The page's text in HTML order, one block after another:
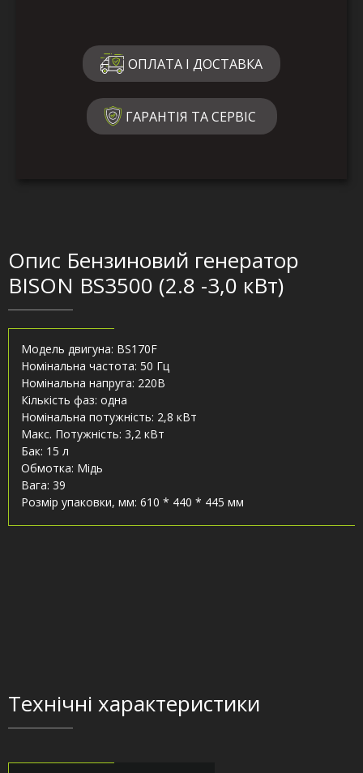
ОПЛАТА І ДОСТАВКА
ГАРАНТІЯ ТА СЕРВІС
Опис Бензиновий генератор
BISON BS3500 (2.8 -3,0 кВт)
Модель двигуна: BS170F
Номінальна частота: 50 Гц
Номінальна напруга: 220В
Кількість фаз: одна
Номінальна потужність: 2,8 кВт
Макс. Потужність: 3,2 кВт
Бак: 15 л
Обмотка: Мідь
Вага: 39
Розмір упаковки, мм: 610 * 440 * 445 мм
Технічні характеристики